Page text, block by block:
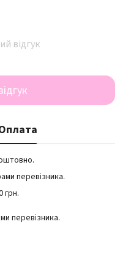
відгук
перевізника.
грн.
перевізника.